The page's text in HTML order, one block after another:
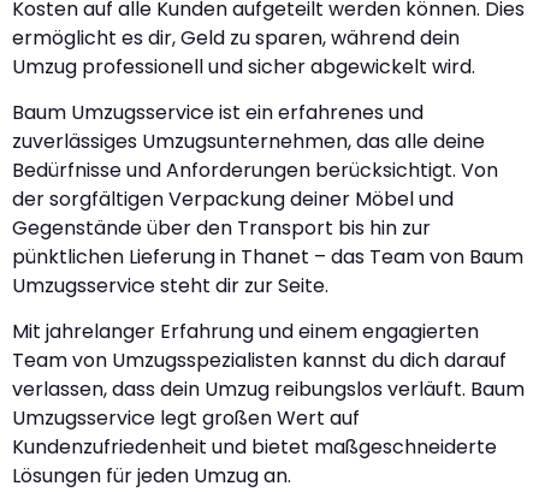
Kosten auf alle Kunden aufgeteilt werden können. Dies
ermöglicht es dir, Geld zu sparen, während dein
Umzug professionell und sicher abgewickelt wird.
Baum Umzugsservice ist ein erfahrenes und
zuverlässiges Umzugsunternehmen, das alle deine
Bedürfnisse und Anforderungen berücksichtigt. Von
der sorgfältigen Verpackung deiner Möbel und
Gegenstände über den Transport bis hin zur
pünktlichen Lieferung in Thanet – das Team von Baum
Umzugsservice steht dir zur Seite.
Mit jahrelanger Erfahrung und einem engagierten
Team von Umzugsspezialisten kannst du dich darauf
verlassen, dass dein Umzug reibungslos verläuft. Baum
Umzugsservice legt großen Wert auf
Kundenzufriedenheit und bietet maßgeschneiderte
Lösungen für jeden Umzug an.